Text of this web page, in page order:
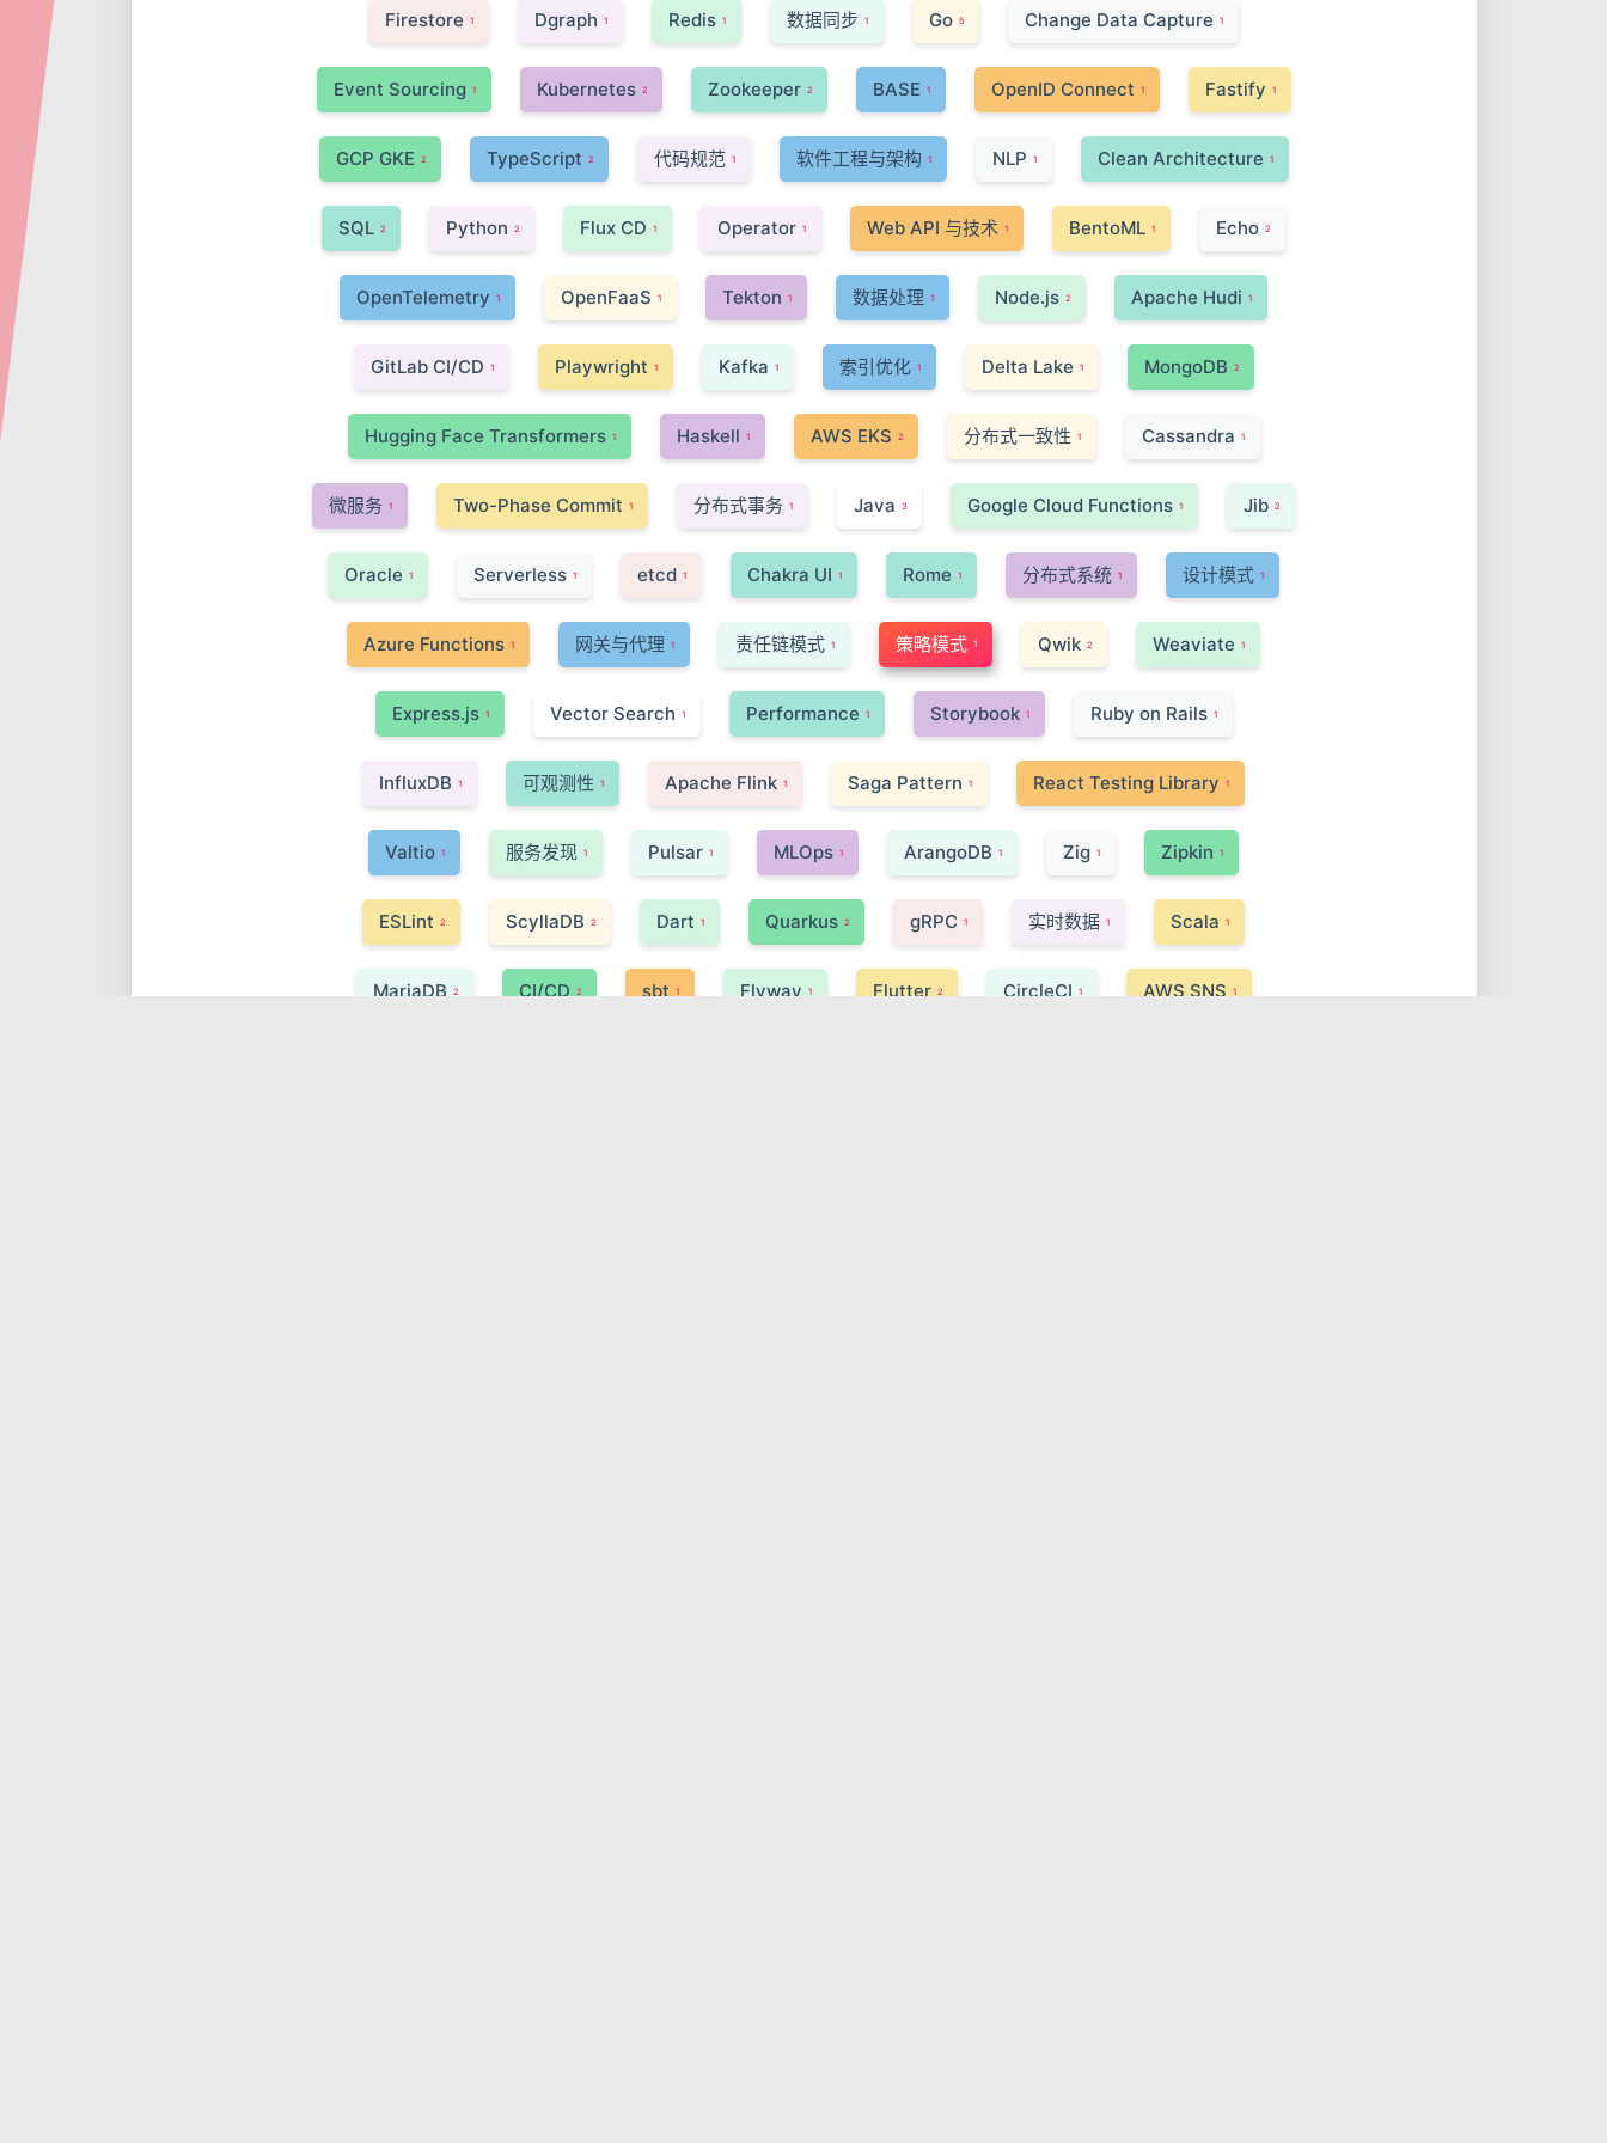
Firestore 1 Dgraph 1 Redis 1 数据同步 1 Go 5 Change Data Capture 1
Event Sourcing 1 Kubernetes 2 Zookeeper 2 BASE 1 OpenID Connect 1 Fastify 1
GCP GKE 2 TypeScript 2 代码规范 1 软件工程与架构 1 NLP 1 Clean Architecture 1
SQL 2 Python 2 Flux CD 1 Operator 1 Web API 与技术 1 BentoML 1 Echo 2
OpenTelemetry 1 OpenFaaS 1 Tekton 1 数据处理 1 Node.js 2 Apache Hudi 1
GitLab CI/CD 1 Playwright 1 Kafka 1 索引优化 1 Delta Lake 1 MongoDB 2
Hugging Face Transformers 1 Haskell 1 AWS EKS 2 分布式一致性 1 Cassandra 1
微服务 1 Two-Phase Commit 1 分布式事务 1 Java 3 Google Cloud Functions 1 Jib 2
Oracle 1 Serverless 1 etcd 1 Chakra UI 1 Rome 1 分布式系统 1 设计模式 1
Azure Functions 1 网关与代理 1 责任链模式 1 策略模式 1 Qwik 2 Weaviate 1
Express.js 1 Vector Search 1 Performance 1 Storybook 1 Ruby on Rails 1
InfluxDB 1 可观测性 1 Apache Flink 1 Saga Pattern 1 React Testing Library 1
Valtio 1 服务发现 1 Pulsar 1 MLOps 1 ArangoDB 1 Zig 1 Zipkin 1
ESLint 2 ScyllaDB 2 Dart 1 Quarkus 2 gRPC 1 实时数据 1 Scala 1
MariaDB 2 CI/CD 2 sbt 1 Flyway 1 Flutter 2 CircleCI 1 AWS SNS 1